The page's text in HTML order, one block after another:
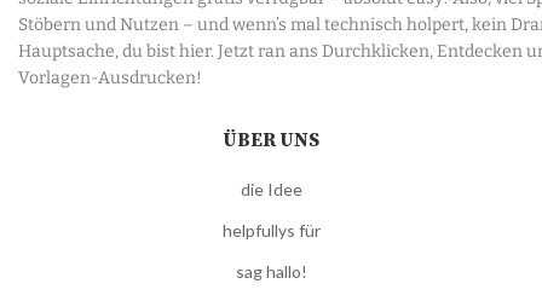
Stöbern und Nutzen – und wenn’s mal technisch holpert, kein
Hauptsache, du bist hier. Jetzt ran ans Durchklicken, Entdecken
Vorlagen-Ausdrucken!
ÜBER UNS
die Idee
helpfullys für
sag hallo!